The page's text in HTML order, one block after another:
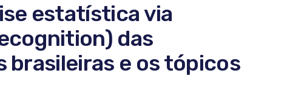
estatística via
das
brasileiras e os tópicos